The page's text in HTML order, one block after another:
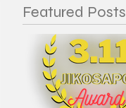
Featured Posts